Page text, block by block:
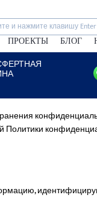
ПРОЕКТЫ БЛОГ